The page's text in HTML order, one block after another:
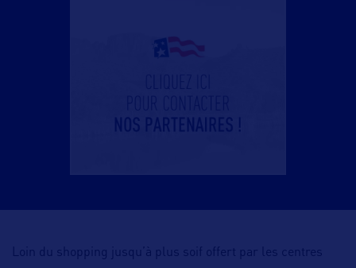
Loin du shopping jusqu’à plus soif offert par les centres